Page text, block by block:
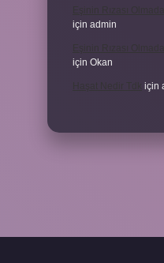
için admin
için Okan
için